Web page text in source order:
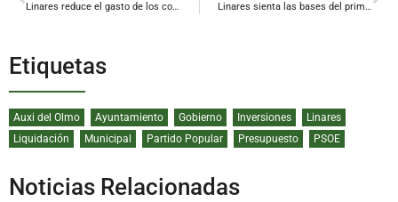
Linares reduce el gasto de los conciertos de la Feria de San Agustín a 200.000 euros Linares sienta las bases del primer Plan Local de Salud
Etiquetas
Auxi del Olmo Ayuntamiento Gobierno Inversiones
Linares
Liquidación
Municipal Partido Popular Presupuesto PSOE
Noticias Relacionadas